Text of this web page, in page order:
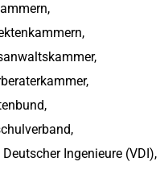
Deutscher Ingenieure (VDI),